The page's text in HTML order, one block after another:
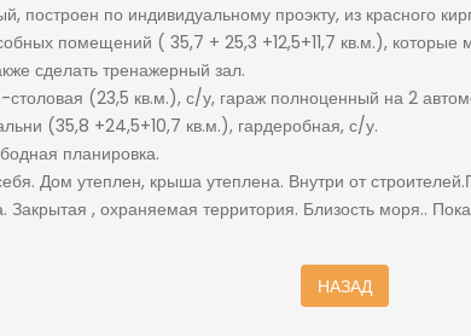
построен по индивидуальному проэкту, из красного
помещений ( 35,7 + 25,3 +12,5+11,7 кв.м.), которые
сделать тренажерный зал.
столовая (23,5 кв.м.), с/у, гараж полноценный на 2
(35,8 +24,5+10,7 кв.м.), гардеробная, с/у.
планировка.
Дом утеплен, крыша утеплена. Внутри от
Закрытая , охраняемая территория. Близость моря..
НАЗАД